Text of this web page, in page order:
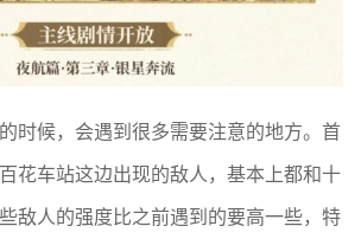
时候，会遇到很多需要注意的地方。首
花车站这边出现的敌人，基本上都和十
敌人的强度比之前遇到的要高一些，特